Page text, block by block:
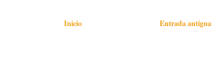
Entrada antigua
Inicio